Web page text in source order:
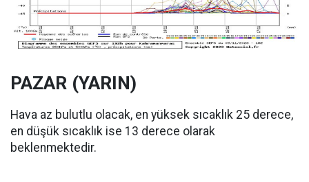
PAZAR (YARIN)
Hava az bulutlu olacak, en yüksek sıcaklık 25 derece,
en düşük sıcaklık ise 13 derece olarak
beklenmektedir.